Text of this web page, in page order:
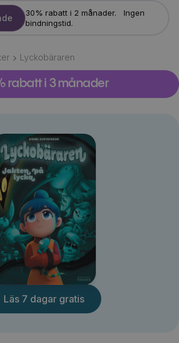
30% rabatt i 2 månader. Ingen
bindningstid.
Lyckobäraren
rabatt i 3 månader
Läs 7 dagar gratis